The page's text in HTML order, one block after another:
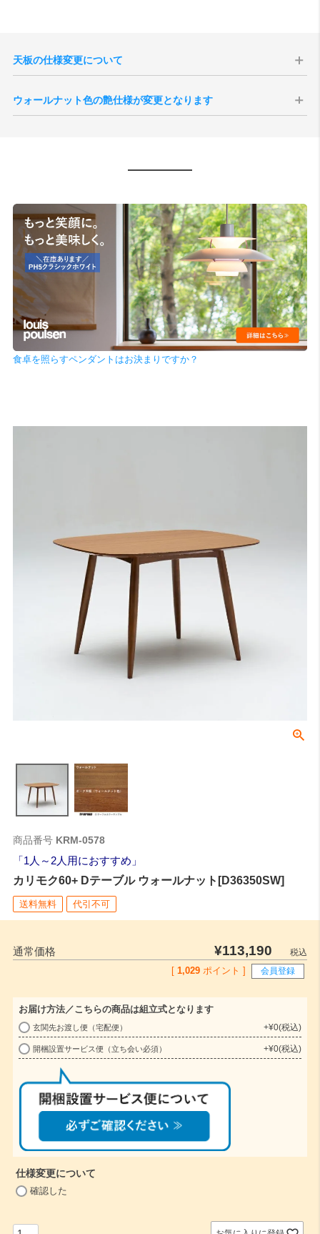
天板の仕様変更について
比べ色の濃淡が薄く、また表面がややマットな質感となったことで、
反射の具合にも変化が見られます。
ウォールナット色の艶仕様が変更となります
切り替え後半年程度は新旧の仕様が混在する事が予想されますが、新
ますと幸いです。
サンプル画像1、サンプル画像2、サンプル画像3
食卓を照らすペンダントはお決まりですか？
商品番号 KRM-0578
1人～2人用におすすめ
カリモク60+ Dテーブル ウォールナット[D36350SW]
送料無料 代引不可
通常価格 ¥113,190
税込
1,029 ポイント ] 会員登録
お届け方法／こちらの商品は組立式となります
)
玄関先お渡し便（宅配便） +¥0 税込
開梱設置サービス便（立ち会い必須） +¥0 税込
仕様変更について
確認した